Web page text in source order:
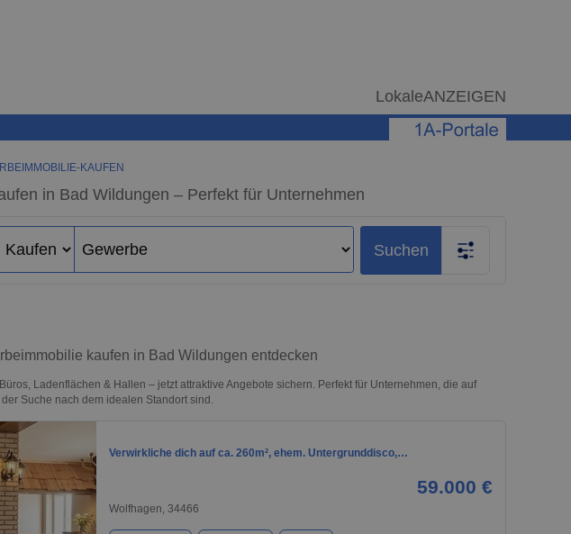
LokaleANZEIGEN
KAUFEN
in Bad Wildungen – Perfekt für Unternehmen
Suchen
kaufen in Bad Wildungen entdecken
Ladenflächen & Hallen – jetzt attraktive Angebote sichern. Perfekt für Unternehmen, die auf
der Suche nach dem idealen Standort sind.
Verwirkliche dich auf ca. 260m², ehem. Untergrunddisco,…
59.000 €
Wolfhagen, 34466